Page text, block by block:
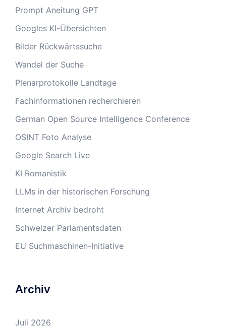
Prompt Aneitung GPT
Googles KI-Übersichten
Bilder Rückwärtssuche
Wandel der Suche
Plenarprotokolle Landtage
Fachinformationen recherchieren
German Open Source Intelligence Conference
OSINT Foto Analyse
Google Search Live
KI Romanistik
LLMs in der historischen Forschung
Internet Archiv bedroht
Schweizer Parlamentsdaten
EU Suchmaschinen-Initiative
Archiv
Juli 2026